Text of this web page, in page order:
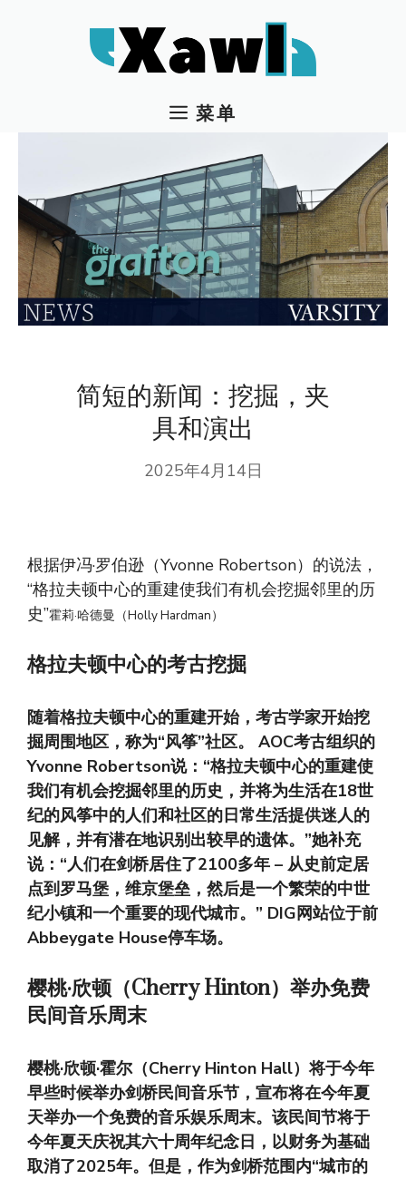
菜单
简短的新闻：挖掘，夹
具和演出
2025年4月14日
根据伊冯·罗伯逊（Yvonne Robertson）的说法，
“格拉夫顿中心的重建使我们有机会挖掘邻里的历
史”霍莉·哈德曼（Holly Hardman）
格拉夫顿中心的考古挖掘
随着格拉夫顿中心的重建开始，考古学家开始挖
掘周围地区，称为“风筝”社区。 AOC考古组织的
Yvonne Robertson说：“格拉夫顿中心的重建使
我们有机会挖掘邻里的历史，并将为生活在18世
纪的风筝中的人们和社区的日常生活提供迷人的
见解，并有潜在地识别出较早的遗体。”她补充
说：“人们在剑桥居住了2100多年 – 从史前定居
点到罗马堡，维京堡垒，然后是一个繁荣的中世
纪小镇和一个重要的现代城市。” DIG网站位于前
Abbeygate House停车场。
樱桃·欣顿（Cherry Hinton）举办免费
民间音乐周末
樱桃·欣顿·霍尔（Cherry Hinton Hall）将于今年
早些时候举办剑桥民间音乐节，宣布将在今年夏
天举办一个免费的音乐娱乐周末。该民间节将于
今年夏天庆祝其六十周年纪念日，以财务为基础
取消了2025年。但是，作为剑桥范围内“城市的